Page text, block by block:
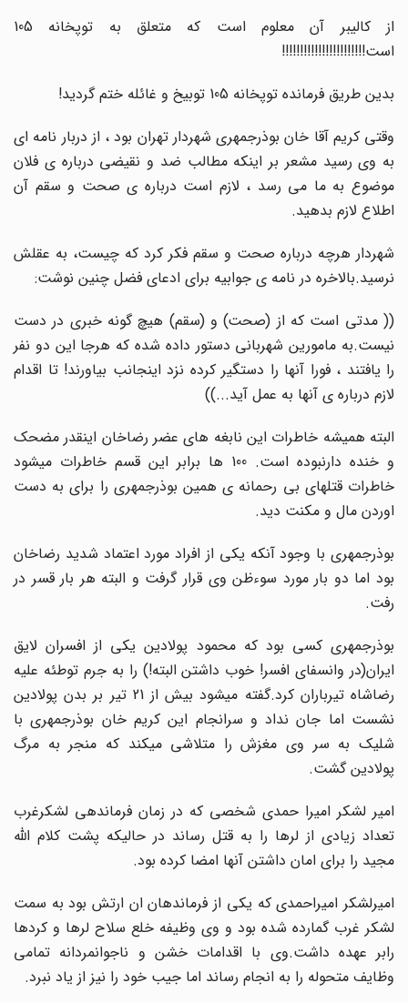
از کالیبر آن معلوم است که متعلق به توپخانه 105
است!!!!!!!!!!!!!!!!!!!!!!!
بدین طریق فرمانده توپخانه 105 توبیخ و غائله ختم گردید!
وقتی کریم آقا خان بوذرجمهری شهردار تهران بود ، از دربار نامه ای
به وی رسید مشعر بر اینکه مطالب ضد و نقیضی درباره ی فلان
موضوع به ما می رسد ، لازم است درباره ی صحت و سقم آن
اطلاع لازم بدهید.
شهردار هرچه درباره صحت و سقم فکر کرد که چیست، به عقلش
نرسید.بالاخره در نامه ی جوابیه برای ادعای فضل چنین نوشت:
(( مدتی است که از (صحت) و (سقم) هیچ گونه خبری در دست
نیست.به مامورین شهربانی دستور داده شده که هرجا این دو نفر
را یافتند ، فورا آنها را دستگیر کرده نزد اینجانب بیاورند! تا اقدام
لازم درباره ی آنها به عمل آید...))
البته همیشه خاطرات این نابغه های عضر رضاخان اینقدر مضحک
و خنده دارنبوده است. 100 ها برابر این قسم خاطرات میشود
خاطرات قتلهای بی رحمانه ی همین بوذرجمهری را برای به دست
اوردن مال و مکنت دید.
بوذرجمهری با وجود آنکه یکی از افراد مورد اعتماد شدید رضاخان
بود اما دو بار مورد سوءظن وی قرار گرفت و البته هر بار قسر در
رفت.
بوذرجمهری کسی بود که محمود پولادین یکی از افسران لایق
ایران(در وانسفای افسر! خوب داشتن البته!) را به جرم توطئه علیه
رضاشاه تیرباران کرد.گفته میشود بیش از 21 تیر بر بدن پولادین
نشست اما جان نداد و سرانجام این کریم خان بوذرجمهری با
شلیک به سر وی مغزش را متلاشی میکند که منجر به مرگ
پولادین گشت.
امیر لشکر امیرا حمدی شخصی که در زمان فرماندهی لشکرغرب
تعداد زیادی از لرها را به قتل رساند در حالیکه پشت کلام الله
مجید را برای امان داشتن آنها امضا کرده بود.
امیرلشکر امیراحمدی که یکی از فرماندهان ان ارتش بود به سمت
لشکر غرب گمارده شده بود و وی وظیفه خلع سلاح لرها و کردها
رابر عهده داشت.وی با اقدامات خشن و ناجوانمردانه تمامی
وظایف متحوله را به انجام رساند اما جیب خود را نیز از یاد نبرد.